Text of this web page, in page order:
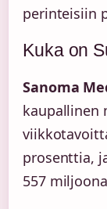
perinteisiin
Kuka on
Sanoma
kaupallinen
prosenttia,
557